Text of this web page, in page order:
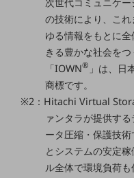
その他の業界はこちら
ゲーム感覚で見つける
ビジネスお悩み診断
NTTドコモビジネス
オンラインショップ
モバイル・ICTサービスをオンライ
相談・申し込みができるバーチャル
法人向けモバイルトップ
はじめての方へ
の技術により、こ
ゆる情報をもとに
きる豊かな社会をつ
「IOWN® 」は、日
商標です。
※2：Hitachi Virtual
ァンタラが提供す
ータ圧縮・保護技
とシステムの安定
ル全体で環境負荷も